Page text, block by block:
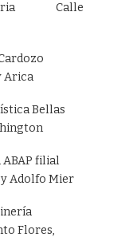
Patria Calle
Bellas
filial
Mier
Flores,